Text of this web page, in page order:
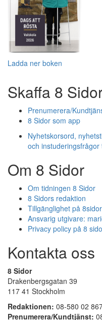
Ladda ner boken
Skaffa 8
Prenumerera/
8 Sidor som app
Nyhetskorsord,
och instuderingsfrågor
Om 8 Sidor
Om tidningen 8 Sidor
8 Sidors redaktion
Tillgänglighet på
Ansvarig utgivare:
Privacy policy på 8
Kontakta oss
8 Sidor
Drakenbergsgatan 39
117 41 Stockholm
Redaktionen: 08-580 02
Prenumerera/Kundtjänst: